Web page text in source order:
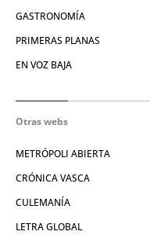
GASTRONOMÍA
PRIMERAS PLANAS
EN VOZ BAJA
Otras webs
METRÓPOLI ABIERTA
CRÓNICA VASCA
CULEMANÍA
LETRA GLOBAL